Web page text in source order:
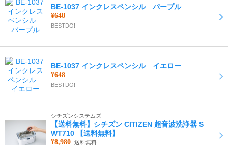
BE-1037 インクレスペンシル パープル
¥648
BESTDO!
BE-1037 インクレスペンシル イエロー
¥648
BESTDO!
シチズンシステムズ
【送料無料】シチズン CITIZEN 超音波洗浄器 S
WT710 【送料無料】
¥8,980 送料無料